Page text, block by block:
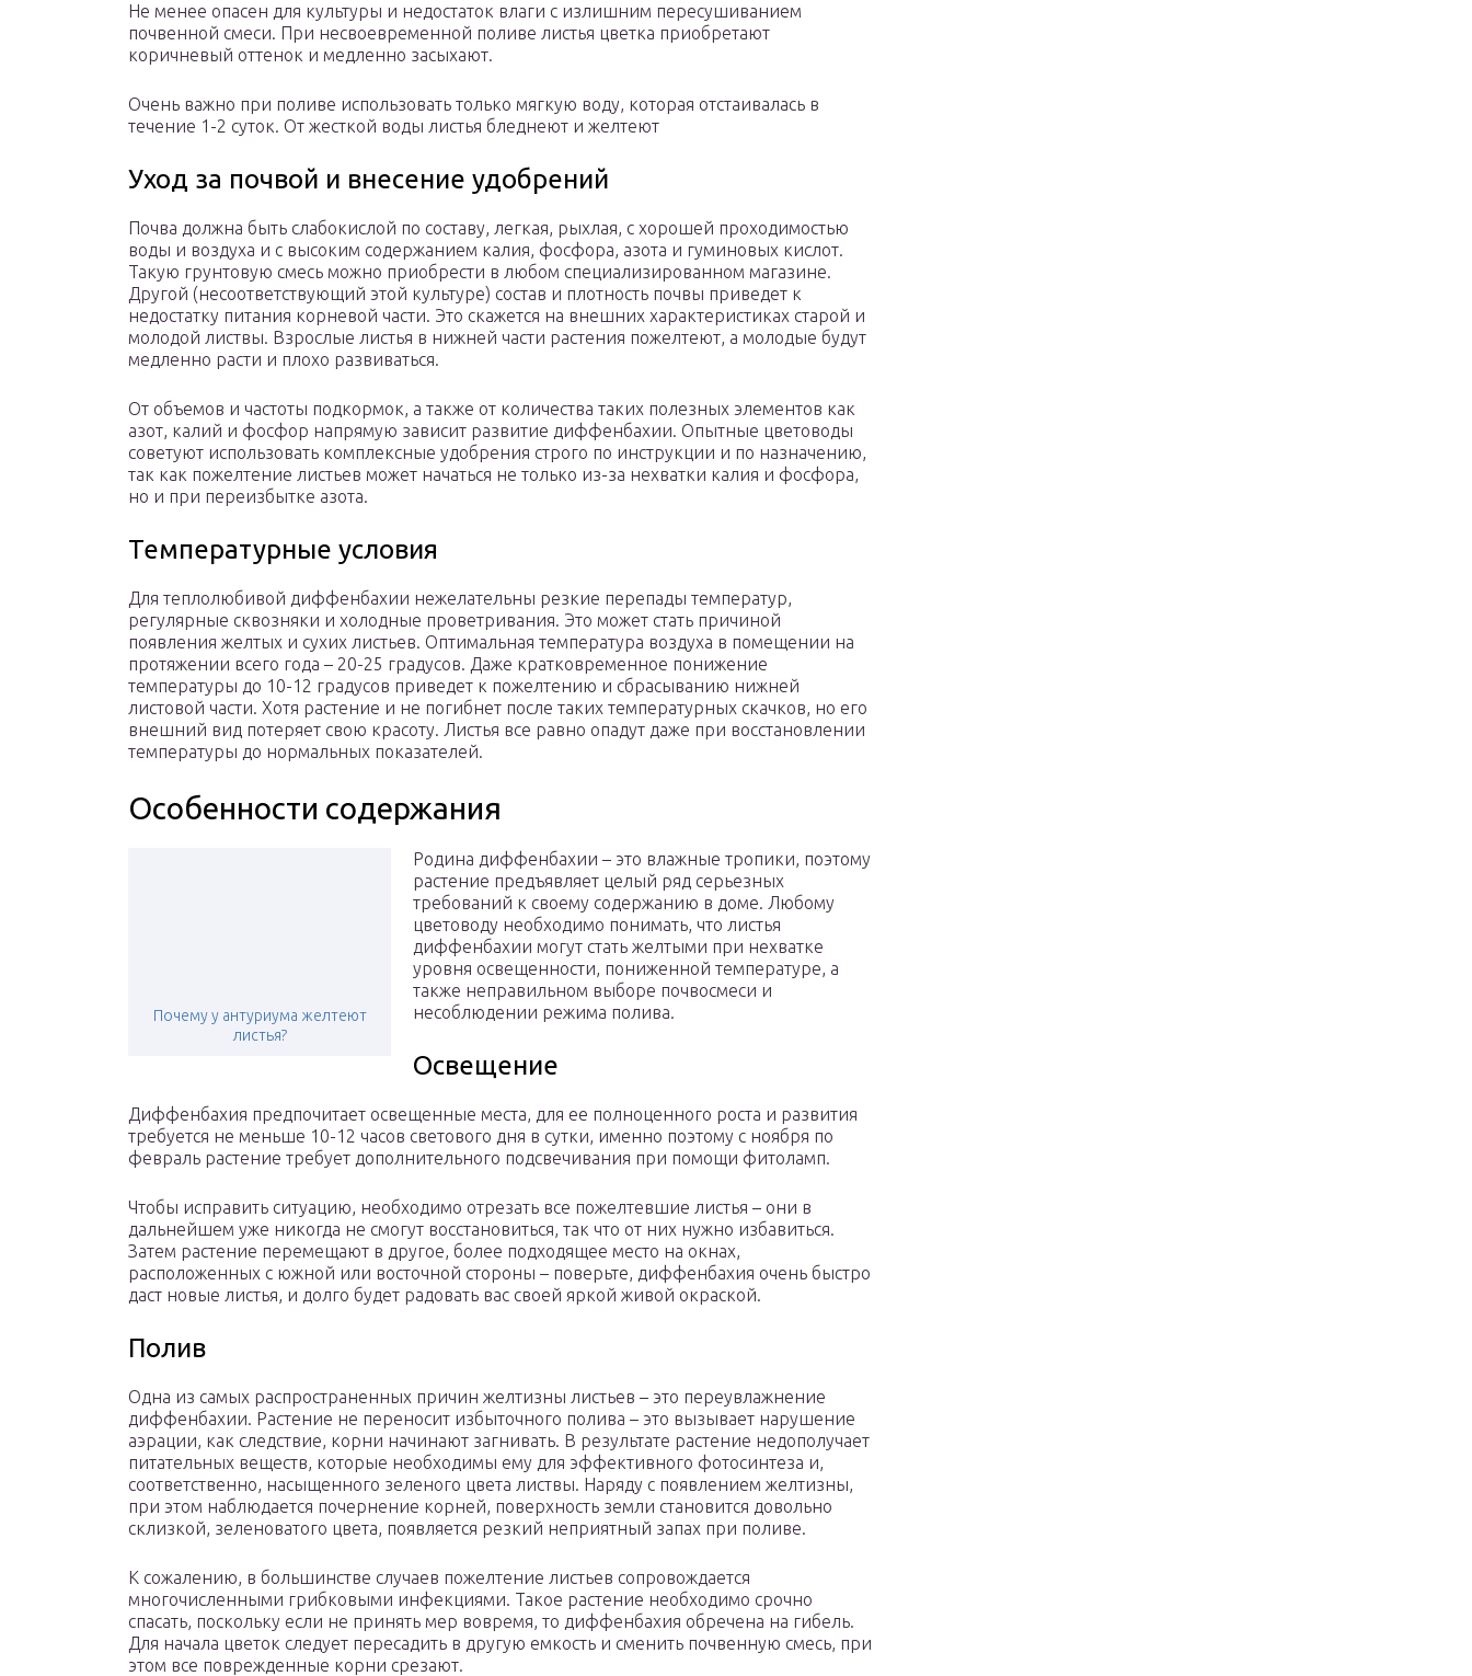
Не менее опасен для культуры и недостаток влаги с излишним пересушиванием
почвенной смеси. При несвоевременной поливе листья цветка приобретают
коричневый оттенок и медленно засыхают.
Очень важно при поливе использовать только мягкую воду, которая отстаивалась в
течение 1-2 суток. От жесткой воды листья бледнеют и желтеют
Уход за почвой и внесение удобрений
Почва должна быть слабокислой по составу, легкая, рыхлая, с хорошей проходимостью
воды и воздуха и с высоким содержанием калия, фосфора, азота и гуминовых кислот.
Такую грунтовую смесь можно приобрести в любом специализированном магазине.
Другой (несоответствующий этой культуре) состав и плотность почвы приведет к
недостатку питания корневой части. Это скажется на внешних характеристиках старой и
молодой листвы. Взрослые листья в нижней части растения пожелтеют, а молодые будут
медленно расти и плохо развиваться.
От объемов и частоты подкормок, а также от количества таких полезных элементов как
азот, калий и фосфор напрямую зависит развитие диффенбахии. Опытные цветоводы
советуют использовать комплексные удобрения строго по инструкции и по назначению,
так как пожелтение листьев может начаться не только из-за нехватки калия и фосфора,
но и при переизбытке азота.
Температурные условия
Для теплолюбивой диффенбахии нежелательны резкие перепады температур,
регулярные сквозняки и холодные проветривания. Это может стать причиной
появления желтых и сухих листьев. Оптимальная температура воздуха в помещении на
протяжении всего года – 20-25 градусов. Даже кратковременное понижение
температуры до 10-12 градусов приведет к пожелтению и сбрасыванию нижней
листовой части. Хотя растение и не погибнет после таких температурных скачков, но его
внешний вид потеряет свою красоту. Листья все равно опадут даже при восстановлении
температуры до нормальных показателей.
Особенности содержания
Почему у антуриума желтеют
листья?
Родина диффенбахии – это влажные тропики, поэтому
растение предъявляет целый ряд серьезных
требований к своему содержанию в доме. Любому
цветоводу необходимо понимать, что листья
диффенбахии могут стать желтыми при нехватке
уровня освещенности, пониженной температуре, а
также неправильном выборе почвосмеси и
несоблюдении режима полива.
Освещение
Диффенбахия предпочитает освещенные места, для ее полноценного роста и развития
требуется не меньше 10-12 часов светового дня в сутки, именно поэтому с ноября по
февраль растение требует дополнительного подсвечивания при помощи фитоламп.
Чтобы исправить ситуацию, необходимо отрезать все пожелтевшие листья – они в
дальнейшем уже никогда не смогут восстановиться, так что от них нужно избавиться.
Затем растение перемещают в другое, более подходящее место на окнах,
расположенных с южной или восточной стороны – поверьте, диффенбахия очень быстро
даст новые листья, и долго будет радовать вас своей яркой живой окраской.
Полив
Одна из самых распространенных причин желтизны листьев – это переувлажнение
диффенбахии. Растение не переносит избыточного полива – это вызывает нарушение
аэрации, как следствие, корни начинают загнивать. В результате растение недополучает
питательных веществ, которые необходимы ему для эффективного фотосинтеза и,
соответственно, насыщенного зеленого цвета листвы. Наряду с появлением желтизны,
при этом наблюдается почернение корней, поверхность земли становится довольно
склизкой, зеленоватого цвета, появляется резкий неприятный запах при поливе.
К сожалению, в большинстве случаев пожелтение листьев сопровождается
многочисленными грибковыми инфекциями. Такое растение необходимо срочно
спасать, поскольку если не принять мер вовремя, то диффенбахия обречена на гибель.
Для начала цветок следует пересадить в другую емкость и сменить почвенную смесь, при
этом все поврежденные корни срезают.